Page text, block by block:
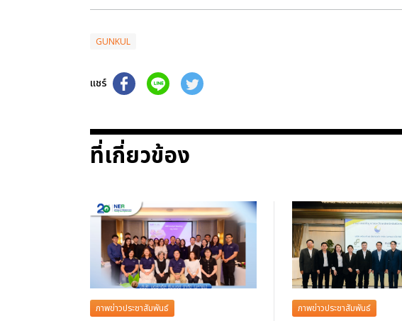
GUNKUL
แชร์
ที่เกี่ยวข้อง
ภาพข่าวประชาสัมพันธ์ ภาพข่าวประชาสัมพันธ์